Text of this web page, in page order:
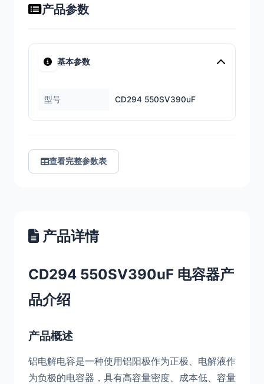
产品参数
基本参数
型号 CD294 550SV390uF
查看完整参数表
产品详情
CD294 550SV390uF 电容器产
品介绍
产品概述
铝电解电容是一种使用铝阳极作为正极、电解液作
为负极的电容器，具有高容量密度、成本低、容量